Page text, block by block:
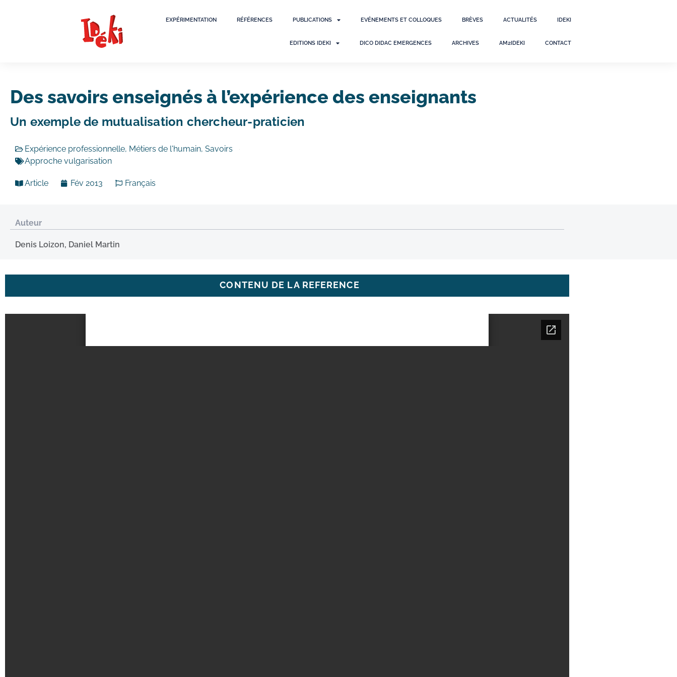
EXPÉRIMENTATION RÉFÉRENCES PUBLICATIONS EVÉNEMENTS ET COLLOQUES BRÈVES ACTUALITÉS IDEKI
EDITIONS IDEKI DICO DIDAC EMERGENCES ARCHIVES AM2IDEKI CONTACT
Des savoirs enseignés à l’expérience des enseignants
Un exemple de mutualisation chercheur-praticien
Expérience professionnelle, Métiers de l'humain, Savoirs
Approche vulgarisation
Article Fév 2013 Français
Auteur
Denis Loizon, Daniel Martin
CONTENU DE LA REFERENCE